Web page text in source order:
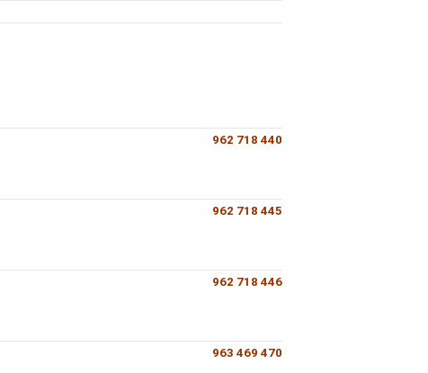
962 718 440
962 718 445
962 718 446
963 469 470